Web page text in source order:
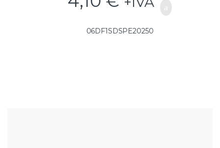
06DF1SDSPE20250